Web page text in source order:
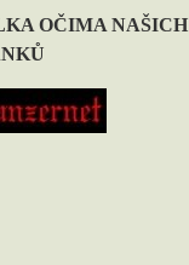
OČIMA NAŠICH